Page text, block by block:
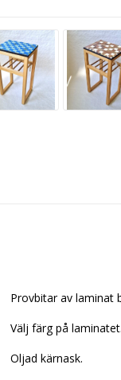
Provbitar av laminat
Välj färg på laminatet.
Oljad kärnask.